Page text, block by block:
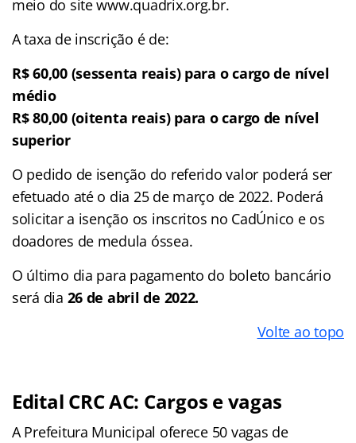
meio do site www.quadrix.org.br.
A taxa de inscrição é de:
R$ 60,00 (sessenta reais) para o cargo de nível
médio
R$ 80,00 (oitenta reais) para o cargo de nível
superior
O pedido de isenção do referido valor poderá ser
efetuado até o dia 25 de março de 2022. Poderá
solicitar a isenção os inscritos no CadÚnico e os
doadores de medula óssea.
O último dia para pagamento do boleto bancário
será dia 26 de abril de 2022.
Volte ao topo
Edital CRC AC: Cargos e vagas
A Prefeitura Municipal oferece 50 vagas de